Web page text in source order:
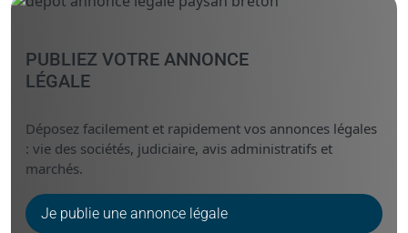
PUBLIEZ VOTRE ANNONCE
LÉGALE
Déposez facilement et rapidement vos annonces légales
: vie des sociétés, judiciaire, avis administratifs et
marchés.
Je publie une annonce légale